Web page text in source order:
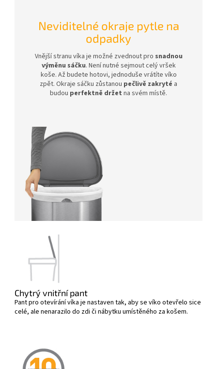
Neviditelné okraje pytle na
odpadky
Vnější stranu víka je možné zvednout pro snadnou
výměnu sáčku. Není nutné sejmout celý vršek
koše. Až budete hotovi, jednoduše vrátíte víko
zpět. Okraje sáčku zůstanou pečlivě zakryté a
budou perfektně držet na svém místě.
Chytrý vnitřní pant
Pant pro otevírání víka je nastaven tak, aby se víko otevřelo sice
celé, ale nenarazilo do zdi či nábytku umístěného za košem.